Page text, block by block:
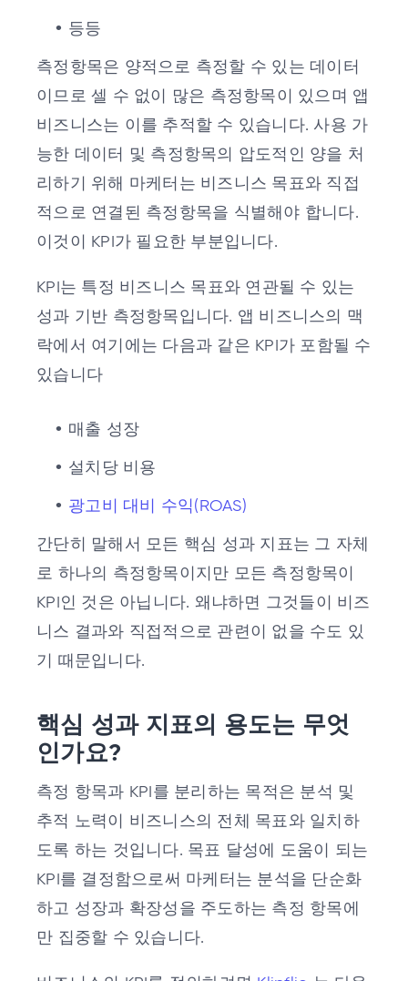
등등
측정항목은 양적으로 측정할 수 있는 데이터
이므로 셀 수 없이 많은 측정항목이 있으며 앱
비즈니스는 이를 추적할 수 있습니다. 사용 가
능한 데이터 및 측정항목의 압도적인 양을 처
리하기 위해 마케터는 비즈니스 목표와 직접
적으로 연결된 측정항목을 식별해야 합니다.
이것이 KPI가 필요한 부분입니다.
KPI는 특정 비즈니스 목표와 연관될 수 있는
성과 기반 측정항목입니다. 앱 비즈니스의 맥
락에서 여기에는 다음과 같은 KPI가 포함될 수
있습니다
매출 성장
설치당 비용
광고비 대비 수익(ROAS)
간단히 말해서 모든 핵심 성과 지표는 그 자체
로 하나의 측정항목이지만 모든 측정항목이
KPI인 것은 아닙니다. 왜냐하면 그것들이 비즈
니스 결과와 직접적으로 관련이 없을 수도 있
기 때문입니다.
핵심 성과 지표의 용도는 무엇
인가요?
측정 항목과 KPI를 분리하는 목적은 분석 및
추적 노력이 비즈니스의 전체 목표와 일치하
도록 하는 것입니다. 목표 달성에 도움이 되는
KPI를 결정함으로써 마케터는 분석을 단순화
하고 성장과 확장성을 주도하는 측정 항목에
만 집중할 수 있습니다.